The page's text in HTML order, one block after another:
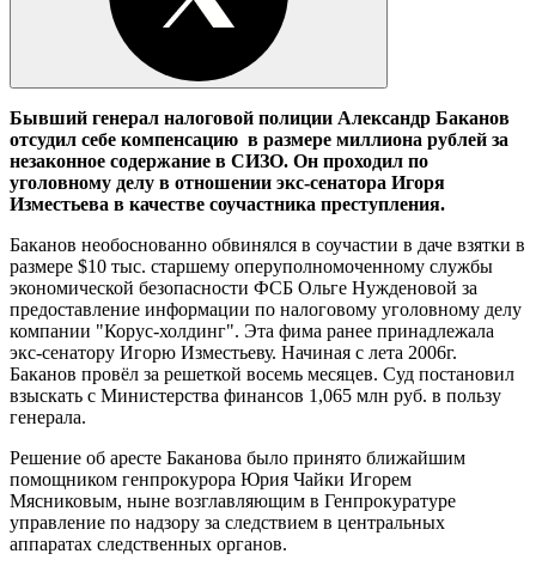
Бывший генерал налоговой полиции Александр Баканов
отсудил себе компенсацию в размере миллиона рублей за
незаконное содержание в СИЗО. Он проходил по
уголовному делу в отношении экс-сенатора Игоря
Изместьева в качестве соучастника преступления.
Баканов необоснованно обвинялся в соучастии в даче взятки в
размере $10 тыс. старшему оперуполномоченному службы
экономической безопасности ФСБ Ольге Нужденовой за
предоставление информации по налоговому уголовному делу
компании "Корус-холдинг". Эта фима ранее принадлежала
экс-сенатору Игорю Изместьеву. Начиная с лета 2006г.
Баканов провёл за решеткой восемь месяцев. Суд постановил
взыскать с Министерства финансов 1,065 млн руб. в пользу
генерала.
Решение об аресте Баканова было принято ближайшим
помощником генпрокурора Юрия Чайки Игорем
Мясниковым, ныне возглавляющим в Генпрокуратуре
управление по надзору за следствием в центральных
аппаратах следственных органов.